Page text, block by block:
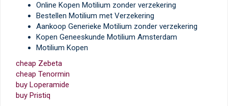
Online Kopen Motilium zonder verzekering
Bestellen Motilium met Verzekering
Aankoop Generieke Motilium zonder verzekering
Kopen Geneeskunde Motilium Amsterdam
Motilium Kopen
cheap Zebeta
cheap Tenormin
buy Loperamide
buy Pristiq